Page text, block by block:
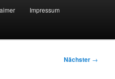
und
Impressum
Nächster →